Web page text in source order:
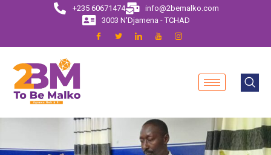
+235 60671474
info@2bemalko.com
3003 N'Djamena - TCHAD